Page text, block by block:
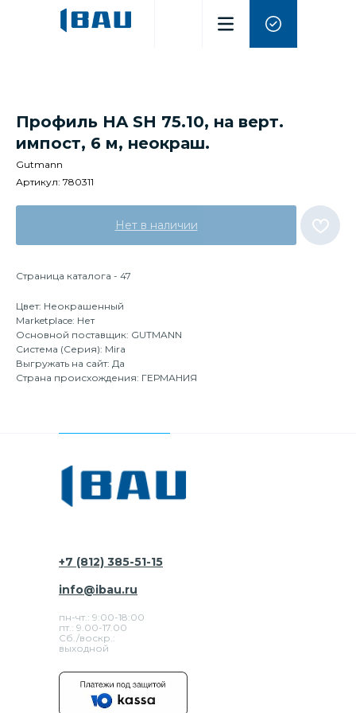
Профиль HA SH 75.10, на верт.
импост, 6 м, неокраш.
Gutmann
Артикул: 780311
Нет в наличии
Страница каталога - 47
Цвет: Неокрашенный
Marketplace: Нет
Основной поставщик: GUTMANN
Система (Серия): Mira
Выгружать на сайт: Да
Страна происхождения: ГЕРМАНИЯ
+7 (812) 385-51-15
пн-чт.: 9:00-18:00
пт.: 9.00-17.00
Сб./воскр.:
выходной
info@ibau.ru